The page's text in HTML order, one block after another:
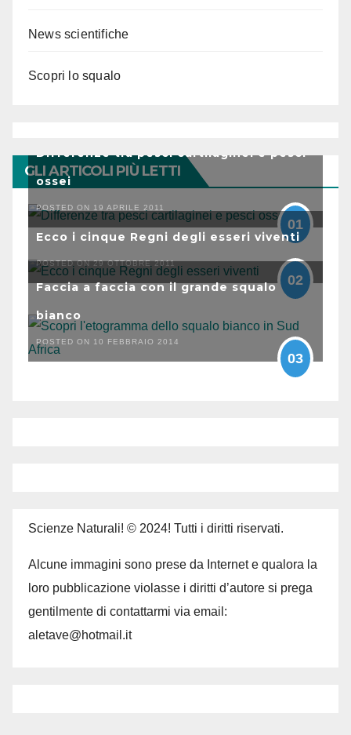
News scientifiche
Scopri lo squalo
GLI ARTICOLI PIÙ LETTI
Differenze tra pesci cartilaginei e pesci
ossei
POSTED ON 19 APRILE 2011
01
Ecco i cinque Regni degli esseri viventi
POSTED ON 29 OTTOBRE 2011
02
Faccia a faccia con il grande squalo
bianco
POSTED ON 10 FEBBRAIO 2014
03
Scienze Naturali! © 2024! Tutti i diritti riservati.
Alcune immagini sono prese da Internet e qualora la
loro pubblicazione violasse i diritti d’autore si prega
gentilmente di contattarmi via email:
aletave@hotmail.it